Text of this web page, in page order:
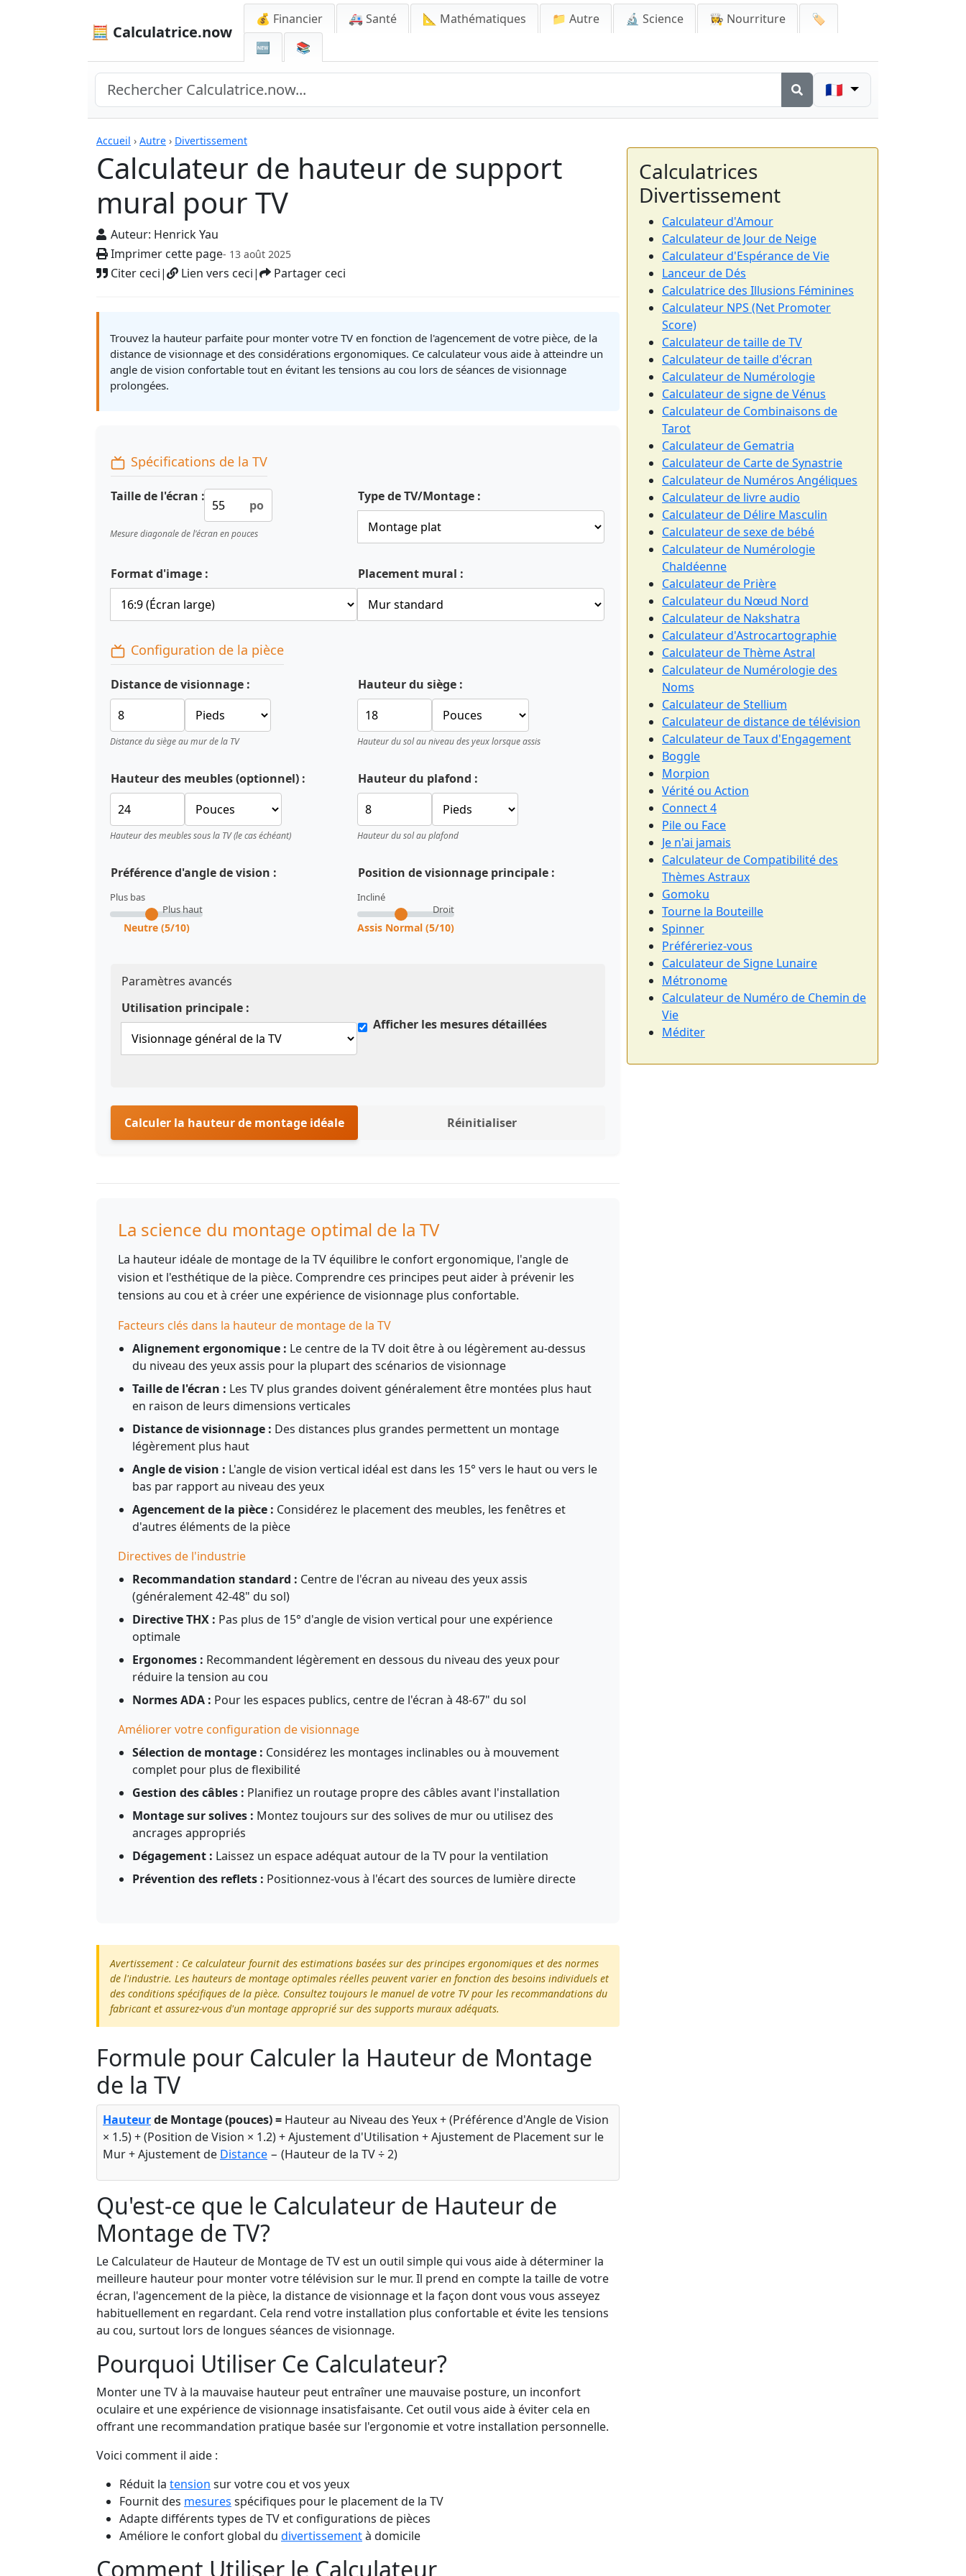
🧮 Calculatrice.now
💰 Financier 🚑 Santé 📐 Mathématiques 📁 Autre 🔬 Science 👩‍🍳 Nourriture
🏷️
🆕
📚
🇫🇷
Accueil › Autre › Divertissement
Calculateur de hauteur de support
mural pour TV
Auteur: Henrick Yau
Imprimer cette page- 13 août 2025
Citer ceci| Lien vers ceci| Partager ceci
Calculatrices
Trouvez la hauteur parfaite pour monter votre TV en fonction de l'agencement de votre pièce, de la
distance de visionnage et des considérations ergonomiques. Ce calculateur vous aide à atteindre un
angle de vision confortable tout en évitant les tensions au cou lors de séances de visionnage
prolongées.
Spécifications de la TV
Taille de l'écran :
po
Mesure diagonale de l'écran en pouces
Type de TV/Montage :
Format d'image : Placement mural :
Configuration de la pièce
Distance de visionnage :
Distance du siège au mur de la TV
Hauteur du siège :
Hauteur du sol au niveau des yeux lorsque assis
Hauteur des meubles (optionnel) :
Hauteur des meubles sous la TV (le cas échéant)
Hauteur du plafond :
Hauteur du sol au plafond
Préférence d'angle de vision :
Plus bas
Plus haut
Neutre (5/10)
Position de visionnage principale :
Incliné
Droit
Assis Normal (5/10)
Paramètres avancés
Utilisation principale :
Afficher les mesures détaillées
Calculer la hauteur de montage idéale Réinitialiser
La science du montage optimal de la TV
La hauteur idéale de montage de la TV équilibre le confort ergonomique, l'angle de
vision et l'esthétique de la pièce. Comprendre ces principes peut aider à prévenir les
tensions au cou et à créer une expérience de visionnage plus confortable.
Facteurs clés dans la hauteur de montage de la TV
Alignement ergonomique : Le centre de la TV doit être à ou légèrement au-dessus
du niveau des yeux assis pour la plupart des scénarios de visionnage
Taille de l'écran : Les TV plus grandes doivent généralement être montées plus haut
en raison de leurs dimensions verticales
Distance de visionnage : Des distances plus grandes permettent un montage
légèrement plus haut
Angle de vision : L'angle de vision vertical idéal est dans les 15° vers le haut ou vers le
bas par rapport au niveau des yeux
Agencement de la pièce : Considérez le placement des meubles, les fenêtres et
d'autres éléments de la pièce
Directives de l'industrie
Recommandation standard : Centre de l'écran au niveau des yeux assis
(généralement 42-48" du sol)
Directive THX : Pas plus de 15° d'angle de vision vertical pour une expérience
optimale
Ergonomes : Recommandent légèrement en dessous du niveau des yeux pour
réduire la tension au cou
Normes ADA : Pour les espaces publics, centre de l'écran à 48-67" du sol
Améliorer votre configuration de visionnage
Sélection de montage : Considérez les montages inclinables ou à mouvement
complet pour plus de flexibilité
Gestion des câbles : Planifiez un routage propre des câbles avant l'installation
Montage sur solives : Montez toujours sur des solives de mur ou utilisez des
ancrages appropriés
Dégagement : Laissez un espace adéquat autour de la TV pour la ventilation
Prévention des reflets : Positionnez-vous à l'écart des sources de lumière directe
Avertissement : Ce calculateur fournit des estimations basées sur des principes ergonomiques et des normes
de l'industrie. Les hauteurs de montage optimales réelles peuvent varier en fonction des besoins individuels et
des conditions spécifiques de la pièce. Consultez toujours le manuel de votre TV pour les recommandations du
fabricant et assurez-vous d'un montage approprié sur des supports muraux adéquats.
Formule pour Calculer la Hauteur de Montage
de la TV
Hauteurde Montage (pouces) = Hauteur au Niveau des Yeux + (Préférence d'Angle de Vision
× 1.5) + (Position de Vision × 1.2) + Ajustement d'Utilisation + Ajustement de Placement sur le
Mur + Ajustement de Distance − (Hauteur de la TV ÷ 2)
Qu'est-ce que le Calculateur de Hauteur de
Montage de TV?
Le Calculateur de Hauteur de Montage de TV est un outil simple qui vous aide à déterminer la
meilleure hauteur pour monter votre télévision sur le mur. Il prend en compte la taille de votre
écran, l'agencement de la pièce, la distance de visionnage et la façon dont vous vous asseyez
habituellement en regardant. Cela rend votre installation plus confortable et évite les tensions
au cou, surtout lors de longues séances de visionnage.
Pourquoi Utiliser Ce Calculateur?
Monter une TV à la mauvaise hauteur peut entraîner une mauvaise posture, un inconfort
oculaire et une expérience de visionnage insatisfaisante. Cet outil vous aide à éviter cela en
offrant une recommandation pratique basée sur l'ergonomie et votre installation personnelle.
Voici comment il aide :
Réduit la tension sur votre cou et vos yeux
Fournit des mesures spécifiques pour le placement de la TV
Adapte différents types de TV et configurations de pièces
Améliore le confort global du divertissementà domicile
Comment Utiliser le Calculateur
Calculatrices
Divertissement
Calculateur d'Amour
Calculateur de Jour de Neige
Calculateur d'Espérance de Vie
Lanceur de Dés
Calculatrice des Illusions Féminines
Calculateur NPS (Net Promoter
Score)
Calculateur de taille de TV
Calculateur de taille d'écran
Calculateur de Numérologie
Calculateur de signe de Vénus
Calculateur de Combinaisons de
Tarot
Calculateur de Gematria
Calculateur de Carte de Synastrie
Calculateur de Numéros Angéliques
Calculateur de livre audio
Calculateur de Délire Masculin
Calculateur de sexe de bébé
Calculateur de Numérologie
Chaldéenne
Calculateur de Prière
Calculateur du Nœud Nord
Calculateur de Nakshatra
Calculateur d'Astrocartographie
Calculateur de Thème Astral
Calculateur de Numérologie des
Noms
Calculateur de Stellium
Calculateur de distance de télévision
Calculateur de Taux d'Engagement
Boggle
Morpion
Vérité ou Action
Connect 4
Pile ou Face
Je n'ai jamais
Calculateur de Compatibilité des
Thèmes Astraux
Gomoku
Tourne la Bouteille
Spinner
Préféreriez-vous
Calculateur de Signe Lunaire
Métronome
Calculateur de Numéro de Chemin de
Vie
Méditer